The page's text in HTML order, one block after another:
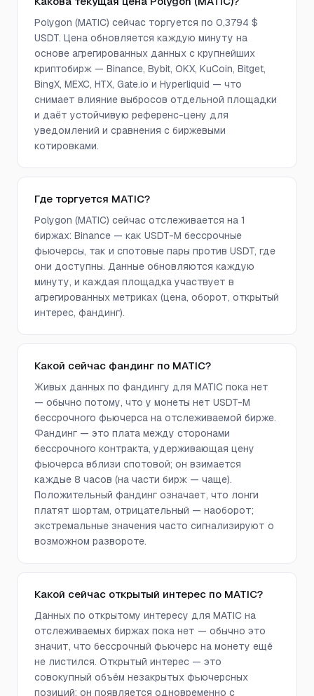
Polygon (MATIC) сейчас торгуется по 0,3794 $
USDT. Цена обновляется каждую минуту на
основе агрегированных данных с крупнейших
криптобирж — Binance, Bybit, OKX, KuCoin, Bitget,
BingX, MEXC, HTX, Gate.io и Hyperliquid — что
снимает влияние выбросов отдельной площадки
и даёт устойчивую референс-цену для
уведомлений и сравнения с биржевыми
котировками.
Где торгуется MATIC?
Polygon (MATIC) сейчас отслеживается на 1
биржах: Binance — как USDT-M бессрочные
фьючерсы, так и спотовые пары против USDT, где
они доступны. Данные обновляются каждую
минуту, и каждая площадка участвует в
агрегированных метриках (цена, оборот, открытый
интерес, фандинг).
Какой сейчас фандинг по MATIC?
Живых данных по фандингу для MATIC пока нет
— обычно потому, что у монеты нет USDT-M
бессрочного фьючерса на отслеживаемой бирже.
Фандинг — это плата между сторонами
бессрочного контракта, удерживающая цену
фьючерса вблизи спотовой; он взимается
каждые 8 часов (на части бирж — чаще).
Положительный фандинг означает, что лонги
платят шортам, отрицательный — наоборот;
экстремальные значения часто сигнализируют о
возможном развороте.
Какой сейчас открытый интерес по MATIC?
Данных по открытому интересу для MATIC на
отслеживаемых биржах пока нет — обычно это
значит, что бессрочный фьючерс на монету ещё
не листился. Открытый интерес — это
совокупный объём незакрытых фьючерсных
позиций; он появляется одновременно с